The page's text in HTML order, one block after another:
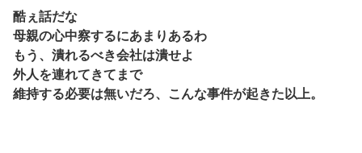
酷ぇ話だな
母親の心中察するにあまりあるわ
もう、潰れるべき会社は潰せよ
外人を連れてきてまで
維持する必要は無いだろ、こんな事件が起きた以上。